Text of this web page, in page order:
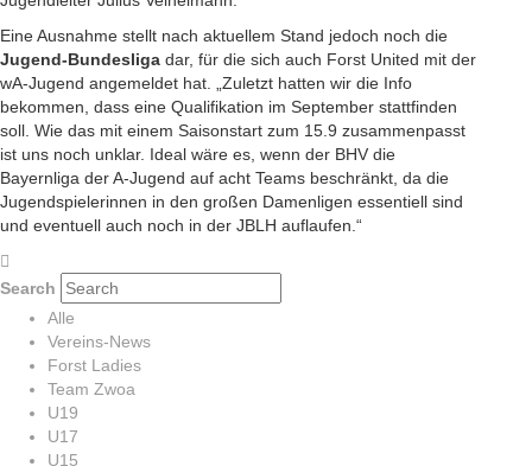
Eine Ausnahme stellt nach aktuellem Stand jedoch noch die
Jugend-Bundesliga dar, für die sich auch Forst United mit der
wA-Jugend angemeldet hat. „Zuletzt hatten wir die Info
bekommen, dass eine Qualifikation im September stattfinden
soll. Wie das mit einem Saisonstart zum 15.9 zusammenpasst
ist uns noch unklar. Ideal wäre es, wenn der BHV die
Bayernliga der A-Jugend auf acht Teams beschränkt, da die
Jugendspielerinnen in den großen Damenligen essentiell sind
und eventuell auch noch in der JBLH auflaufen.“
Search
Alle
Vereins-News
Forst Ladies
Team Zwoa
U19
U17
U15